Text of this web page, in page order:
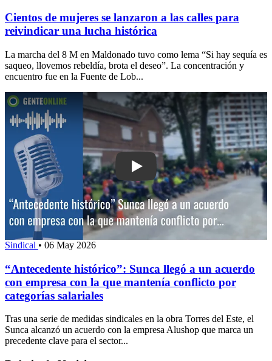
Cientos de mujeres se lanzaron a las calles para
reivindicar una lucha histórica
La marcha del 8 M en Maldonado tuvo como lema “Si hay sequía es
saqueo, llovemos rebeldía, brota el deseo”. La concentración y
encuentro fue en la Fuente de Lob...
Play: “Antecedente histórico”: Sunca
Sindical • 06 May 2026
“Antecedente histórico”: Sunca llegó a un acuerdo
con empresa con la que mantenía conflicto por
categorías salariales
Tras una serie de medidas sindicales en la obra Torres del Este, el
Sunca alcanzó un acuerdo con la empresa Alushop que marca un
precedente clave para el sector...